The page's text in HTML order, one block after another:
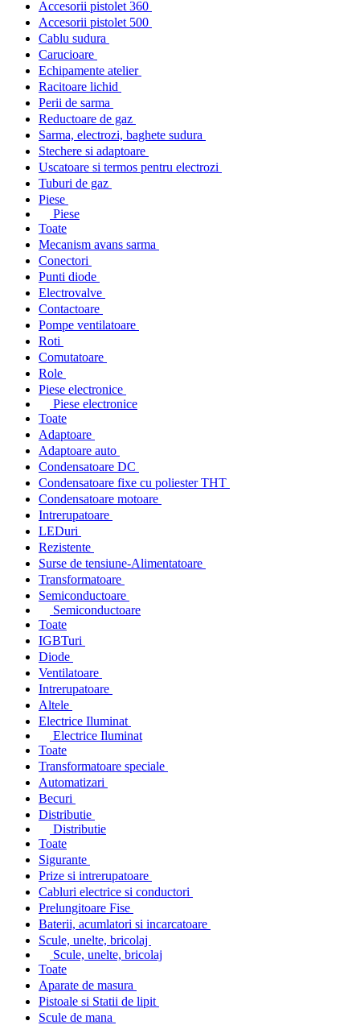
Accesorii pistolet 360
Accesorii pistolet 500
Cablu sudura
Carucioare
Echipamente atelier
Racitoare lichid
Perii de sarma
Reductoare de gaz
Sarma, electrozi, baghete sudura
Stechere si adaptoare
Uscatoare si termos pentru electrozi
Tuburi de gaz
Piese
Piese
Toate
Mecanism avans sarma
Conectori
Punti diode
Electrovalve
Contactoare
Pompe ventilatoare
Roti
Comutatoare
Role
Piese electronice
Piese electronice
Toate
Adaptoare
Adaptoare auto
Condensatoare DC
Condensatoare fixe cu poliester THT
Condensatoare motoare
Intrerupatoare
LEDuri
Rezistente
Surse de tensiune-Alimentatoare
Transformatoare
Semiconductoare
Semiconductoare
Toate
IGBTuri
Diode
Ventilatoare
Intrerupatoare
Altele
Electrice Iluminat
Electrice Iluminat
Toate
Transformatoare speciale
Automatizari
Becuri
Distributie
Distributie
Toate
Sigurante
Prize si intrerupatoare
Cabluri electrice si conductori
Prelungitoare Fise
Baterii, acumlatori si incarcatoare
Scule, unelte, bricolaj
Scule, unelte, bricolaj
Toate
Aparate de masura
Pistoale si Statii de lipit
Scule de mana